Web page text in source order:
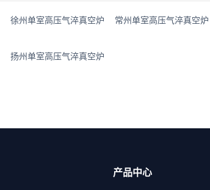
徐州单室高压气淬真空炉 常州单室高压气淬真空炉
扬州单室高压气淬真空炉
产品中心